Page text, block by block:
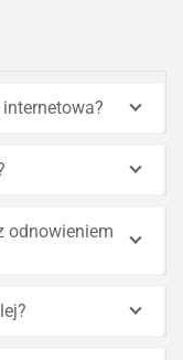
odnowieniem